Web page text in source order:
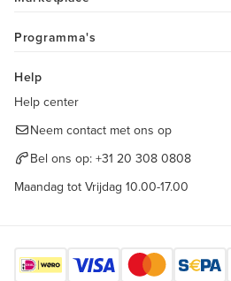
Programma's
Help
Help center
Neem contact met ons op
Bel ons op: +31 20 308 0808
Maandag tot Vrijdag 10.00-17.00